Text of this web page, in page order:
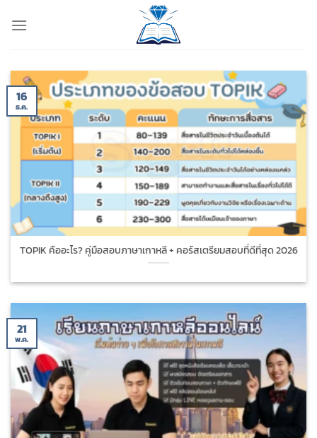
TOPIK คืออะไร? คู่มือสอบภาษาเกาหลี + คอร์สเตรียมสอบที่ดีที่สุด 2026
16
ธ.ค.
21
พ.ค.